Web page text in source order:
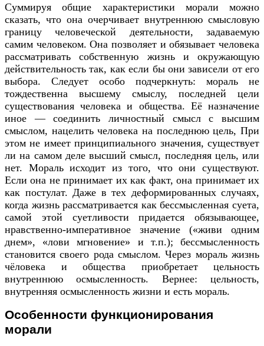
Суммируя общие характеристики морали можно
сказать, что она очерчивает внутреннюю смысловую
границу человеческой деятельности, задаваемую
самим человеком. Она позволяет и обязывает человека
рассматривать собственную жизнь и окружающую
действительность так, как если бы они зависели от его
выбора. Следует особо подчеркнуть: мораль не
тождественна высшему смыслу, последней цели
существования человека и общества. Её назначение
иное — соединить личностный смысл с высшим
смыслом, нацелить человека на последнюю цель, При
этом не имеет принципиального значения, существует
ли на самом деле высший смысл, последняя цель, или
нет. Мораль исходит из того, что они существуют.
Если она не принимает их как факт, она принимает их
как постулат. Даже в тех деформированных случаях,
когда жизнь рассматривается как бессмысленная суета,
самой этой суетливости придается обязывающее,
нравственно-императивное значение («живи одним
днем», «лови мгновение» и т.п.); бессмысленность
становится своего рода смыслом. Через мораль жизнь
чёловека и общества приобретает цельность
внутреннюю осмысленность. Вернее: цельность,
внутренняя осмысленность жизни и есть мораль.
Особенности функционирования
морали